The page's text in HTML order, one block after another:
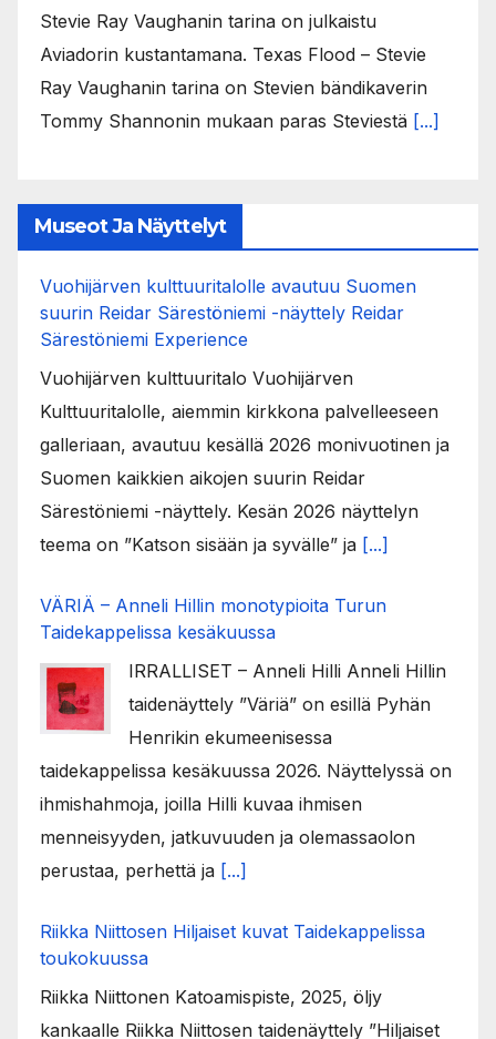
Stevie Ray Vaughanin tarina on julkaistu
Aviadorin kustantamana. Texas Flood – Stevie
Ray Vaughanin tarina on Stevien bändikaverin
Tommy Shannonin mukaan paras Steviestä [...]
Museot Ja Näyttelyt
Vuohijärven kulttuuritalolle avautuu Suomen
suurin Reidar Särestöniemi -näyttely Reidar
Särestöniemi Experience
Vuohijärven kulttuuritalo Vuohijärven
Kulttuuritalolle, aiemmin kirkkona palvelleeseen
galleriaan, avautuu kesällä 2026 monivuotinen ja
Suomen kaikkien aikojen suurin Reidar
Särestöniemi -näyttely. Kesän 2026 näyttelyn
teema on ”Katson sisään ja syvälle” ja [...]
VÄRIÄ – Anneli Hillin monotypioita Turun
Taidekappelissa kesäkuussa
IRRALLISET – Anneli Hilli Anneli Hillin
taidenäyttely ”Väriä” on esillä Pyhän
Henrikin ekumeenisessa
taidekappelissa kesäkuussa 2026. Näyttelyssä on
ihmishahmoja, joilla Hilli kuvaa ihmisen
menneisyyden, jatkuvuuden ja olemassaolon
perustaa, perhettä ja [...]
Riikka Niittosen Hiljaiset kuvat Taidekappelissa
toukokuussa
Riikka Niittonen Katoamispiste, 2025, öljy
kankaalle Riikka Niittosen taidenäyttely ”Hiljaiset